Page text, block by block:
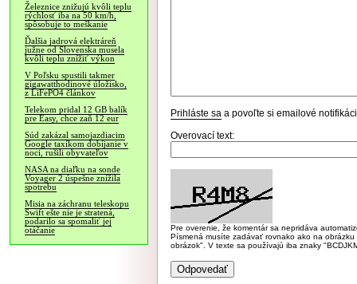
Železnice znižujú kvôli teplu
rýchlosť iba na 50 km/h,
spôsobuje to meškanie
Ďalšia jadrová elektráreň
južne od Slovenska musela
kvôli teplu znížiť výkon
V Poľsku spustili takmer
gigawatthodinové úložisko,
z LiFePO4 článkov
Telekom pridal 12 GB balík
pre Easy, chce zaň 12 eur
Súd zakázal samojazdiacim
Google taxíkom dobíjanie v
noci, rušili obyvateľov
NASA na diaľku na sonde
Voyager 2 úspešne znížila
spotrebu
Misia na záchranu teleskopu
Swift ešte nie je stratená,
podarilo sa spomaliť jej
otáčanie
Prihláste sa a povoľte si emailové
Overovací text:
Pre overenie, že komentár sa nepridáva
Písmená musíte zadávať rovnako ako na
obrázok". V texte sa používajú iba znaky